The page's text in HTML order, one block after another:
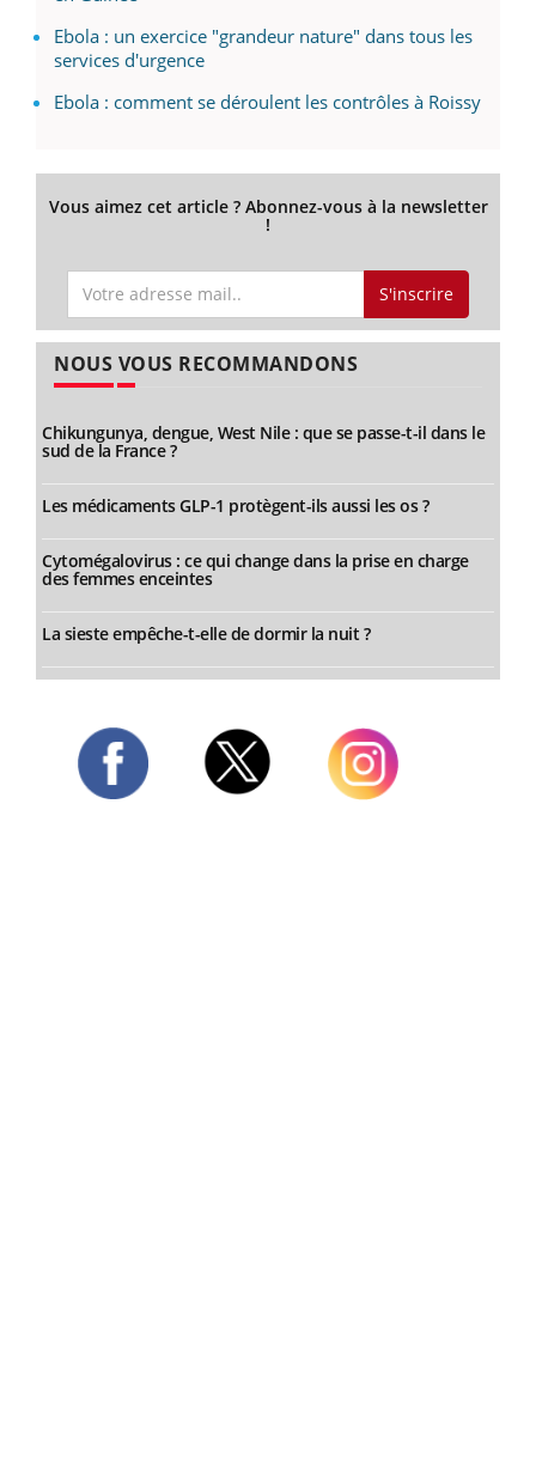
Ebola : un exercice "grandeur nature" dans tous les
services d'urgence
Ebola : comment se déroulent les contrôles à Roissy
Vous aimez cet article ? Abonnez-vous à la newsletter
!
S'inscrire
NOUS VOUS RECOMMANDONS
Chikungunya, dengue, West Nile : que se passe-t-il dans le
sud de la France ?
Les médicaments GLP-1 protègent-ils aussi les os ?
Cytomégalovirus : ce qui change dans la prise en charge
des femmes enceintes
La sieste empêche-t-elle de dormir la nuit ?